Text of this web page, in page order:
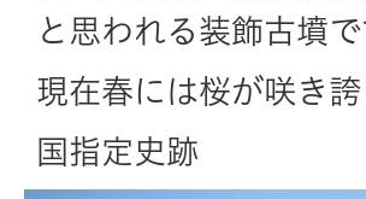
と思われる装飾古墳で
現在春には桜が咲き
国指定史跡